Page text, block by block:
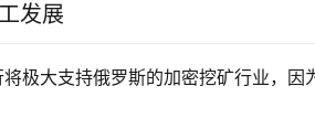
发展
极大支持俄罗斯的加密挖矿行业，